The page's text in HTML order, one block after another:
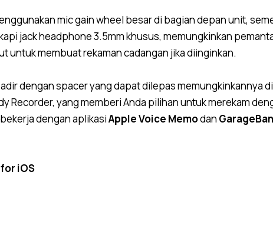
mic gain wheel besar di bagian depan unit,
jack headphone 3.5mm khusus, memungkinkan
untuk membuat rekaman cadangan jika diinginkan.
dengan spacer yang dapat dilepas memungkinkannya
Recorder, yang memberi Anda pilihan untuk merekam
dengan aplikasiApple Voice Memodan
iOS